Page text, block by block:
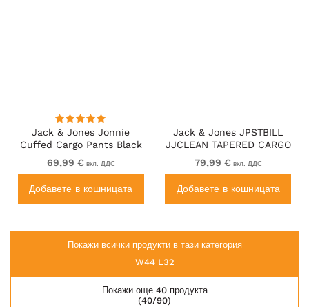
Jack & Jones Jonnie
Cuffed Cargo Pants Black
69,99 € вкл. ДДС
Добавете в кошницата
Jack & Jones JPSTBILL
JJCLEAN TAPERED CARGO
TROUSERS Black
79,99 € вкл. ДДС
Добавете в кошницата
Покажи всички продукти в тази категория
W44 L32
(40/90)
Покажи още 40 продукта